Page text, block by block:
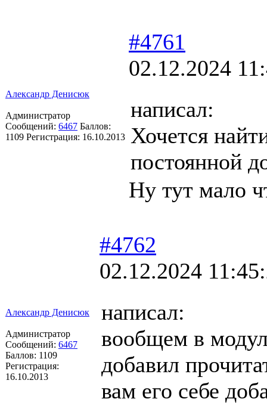
Александр Денисюк
Администратор
Сообщений: 6467 Баллов:
1109 Регистрация: 16.10.2013
#4761
02.12.2024
написал:
Хочется
постоянной
Ну тут мало
Александр Денисюк
Администратор
Сообщений: 6467
Баллов: 1109
Регистрация:
16.10.2013
#4762
02.12.2024
написал:
вообщем в
добавил
вам его себе